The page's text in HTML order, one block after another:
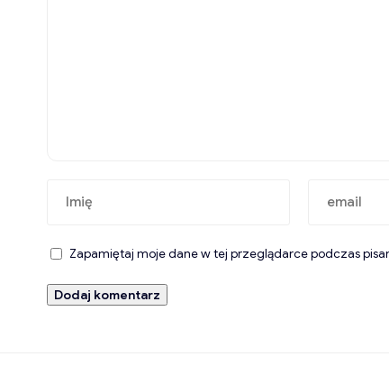
Zapamiętaj moje dane w tej przeglądarce podczas